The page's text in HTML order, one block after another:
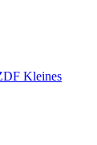
Kleines